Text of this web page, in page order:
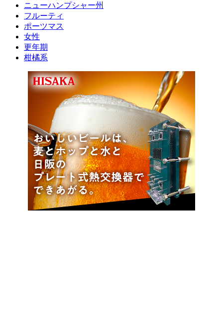
ニューハンプシャー州
フルーティ
ポーツマス
女性
更年期
柑橘系